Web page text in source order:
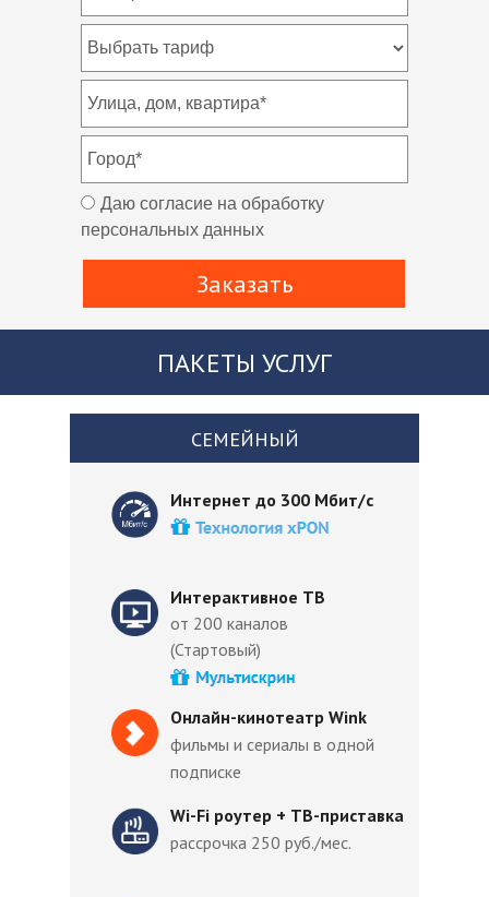
ПАКЕТЫ УСЛУГ
СЕМЕЙНЫЙ
Интернет до 300 Мбит/с
Wi-Fi роутер + ТВ-приставка
рассрочка 250 руб./мес.
Заказать
Даю согласие на обработку
персональных данных
Онлайн-кинотеатр Wink
фильмы и сериалы в одной
подписке
Интерактивное ТВ
от 200 каналов
(Стартовый)